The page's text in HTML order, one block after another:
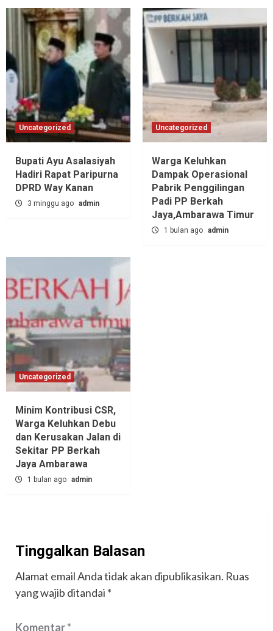
Uncategorized
Bupati Ayu Asalasiyah
Hadiri Rapat Paripurna
DPRD Way Kanan
3 minggu ago admin
Uncategorized
Warga Keluhkan
Dampak Operasional
Pabrik Penggilingan
Padi PP Berkah
Jaya,‎Ambarawa Timur
1 bulan ago admin
Uncategorized
Minim Kontribusi CSR,
Warga Keluhkan Debu
dan Kerusakan Jalan di
Sekitar PP Berkah
Jaya Ambarawa‎
1 bulan ago admin
Tinggalkan Balasan
Alamat email Anda tidak akan dipublikasikan. Ruas
yang wajib ditandai *
Komentar*